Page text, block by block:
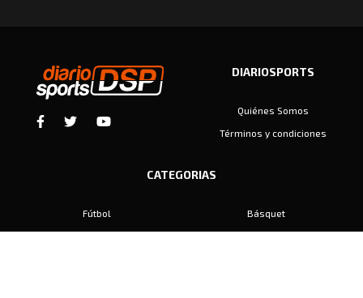
DIARIOSPORTS
Quiénes Somos
Términos y condiciones
CATEGORIAS
Fútbol
Básquet